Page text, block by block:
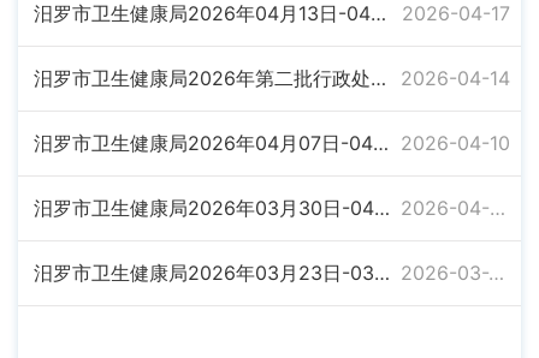
汨罗市卫生健康局2026年04月13日-04月17日卫生行政许可信息公示 2026-04-17
汨罗市卫生健康局2026年第二批行政处罚公示 2026-04-14
汨罗市卫生健康局2026年04月07日-04月10日卫生行政许可信息公示 2026-04-10
汨罗市卫生健康局2026年03月30日-04月03日卫生行政许可信息公示 2026-04-03
汨罗市卫生健康局2026年03月23日-03月27日卫生行政许可信息公示 2026-03-27